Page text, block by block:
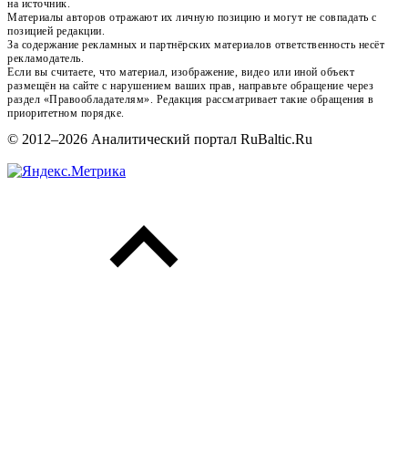
на источник.
Материалы авторов отражают их личную позицию и могут не совпадать с
позицией редакции.
За содержание рекламных и партнёрских материалов ответственность несёт
рекламодатель.
Если вы считаете, что материал, изображение, видео или иной объект
размещён на сайте с нарушением ваших прав, направьте обращение через
раздел «Правообладателям». Редакция рассматривает такие обращения в
приоритетном порядке.
© 2012–2026 Аналитический портал RuBaltic.Ru